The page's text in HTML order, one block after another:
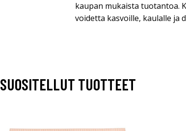
kaupan mukaista tuotantoa.
voidetta kasvoille, kaulalle ja
SUOSITELLUT TUOTTEET